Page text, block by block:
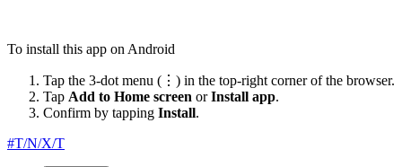
To install this app on Android
Tap the 3-dot menu (⋮) in the top-right corner of the browser.
Tap Add to Home screen orInstall app.
Confirm by tapping Install.
#T/N/X/T